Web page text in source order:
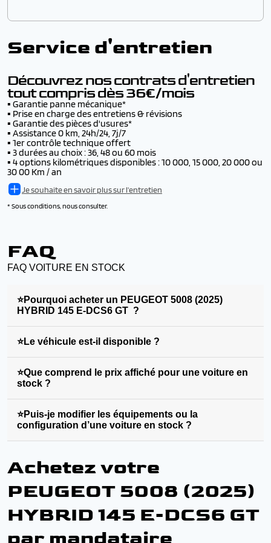
véhicule (en + de son assurance)
▪️ Remboursement de la franchise en cas d’accident,
jusqu’à 500€ par accident, avec ou sans tiers identifié
Chez AutoJM vous avez le choix de la livraison :
▪️ Livraison par camion -Tarif nous consulter
▪️ Livraison dans notre concession de Morvillars -
Service d'entretien
Découvrez nos contrats d'entretien
tout compris dès 36€/mois
▪️ Garantie panne mécanique*
▪️ Prise en charge des entretiens & révisions
▪️ Garantie des pièces d'usures*
▪️ Assistance 0 km, 24h/24, 7j/7
▪️ 1er contrôle technique offert
▪️ 3 durées au choix : 36, 48 ou 60 mois
▪️ 4 options kilométriques disponibles : 10 000, 15 000, 20 000 ou
30 00 Km / an
Je souhaite en savoir plus sur l'entretien
* Sous conditions, nous consulter.
FAQ
FAQ VOITURE EN STOCK
⭐Pourquoi acheter un PEUGEOT 5008 (2025)
HYBRID 145 E-DCS6 GT ?
⭐Le véhicule est-il disponible ?
⭐Que comprend le prix affiché pour une voiture en
stock ?
⭐Puis-je modifier les équipements ou la
configuration d’une voiture en stock ?
Achetez votre
PEUGEOT 5008 (2025)
HYBRID 145 E-DCS6 GT